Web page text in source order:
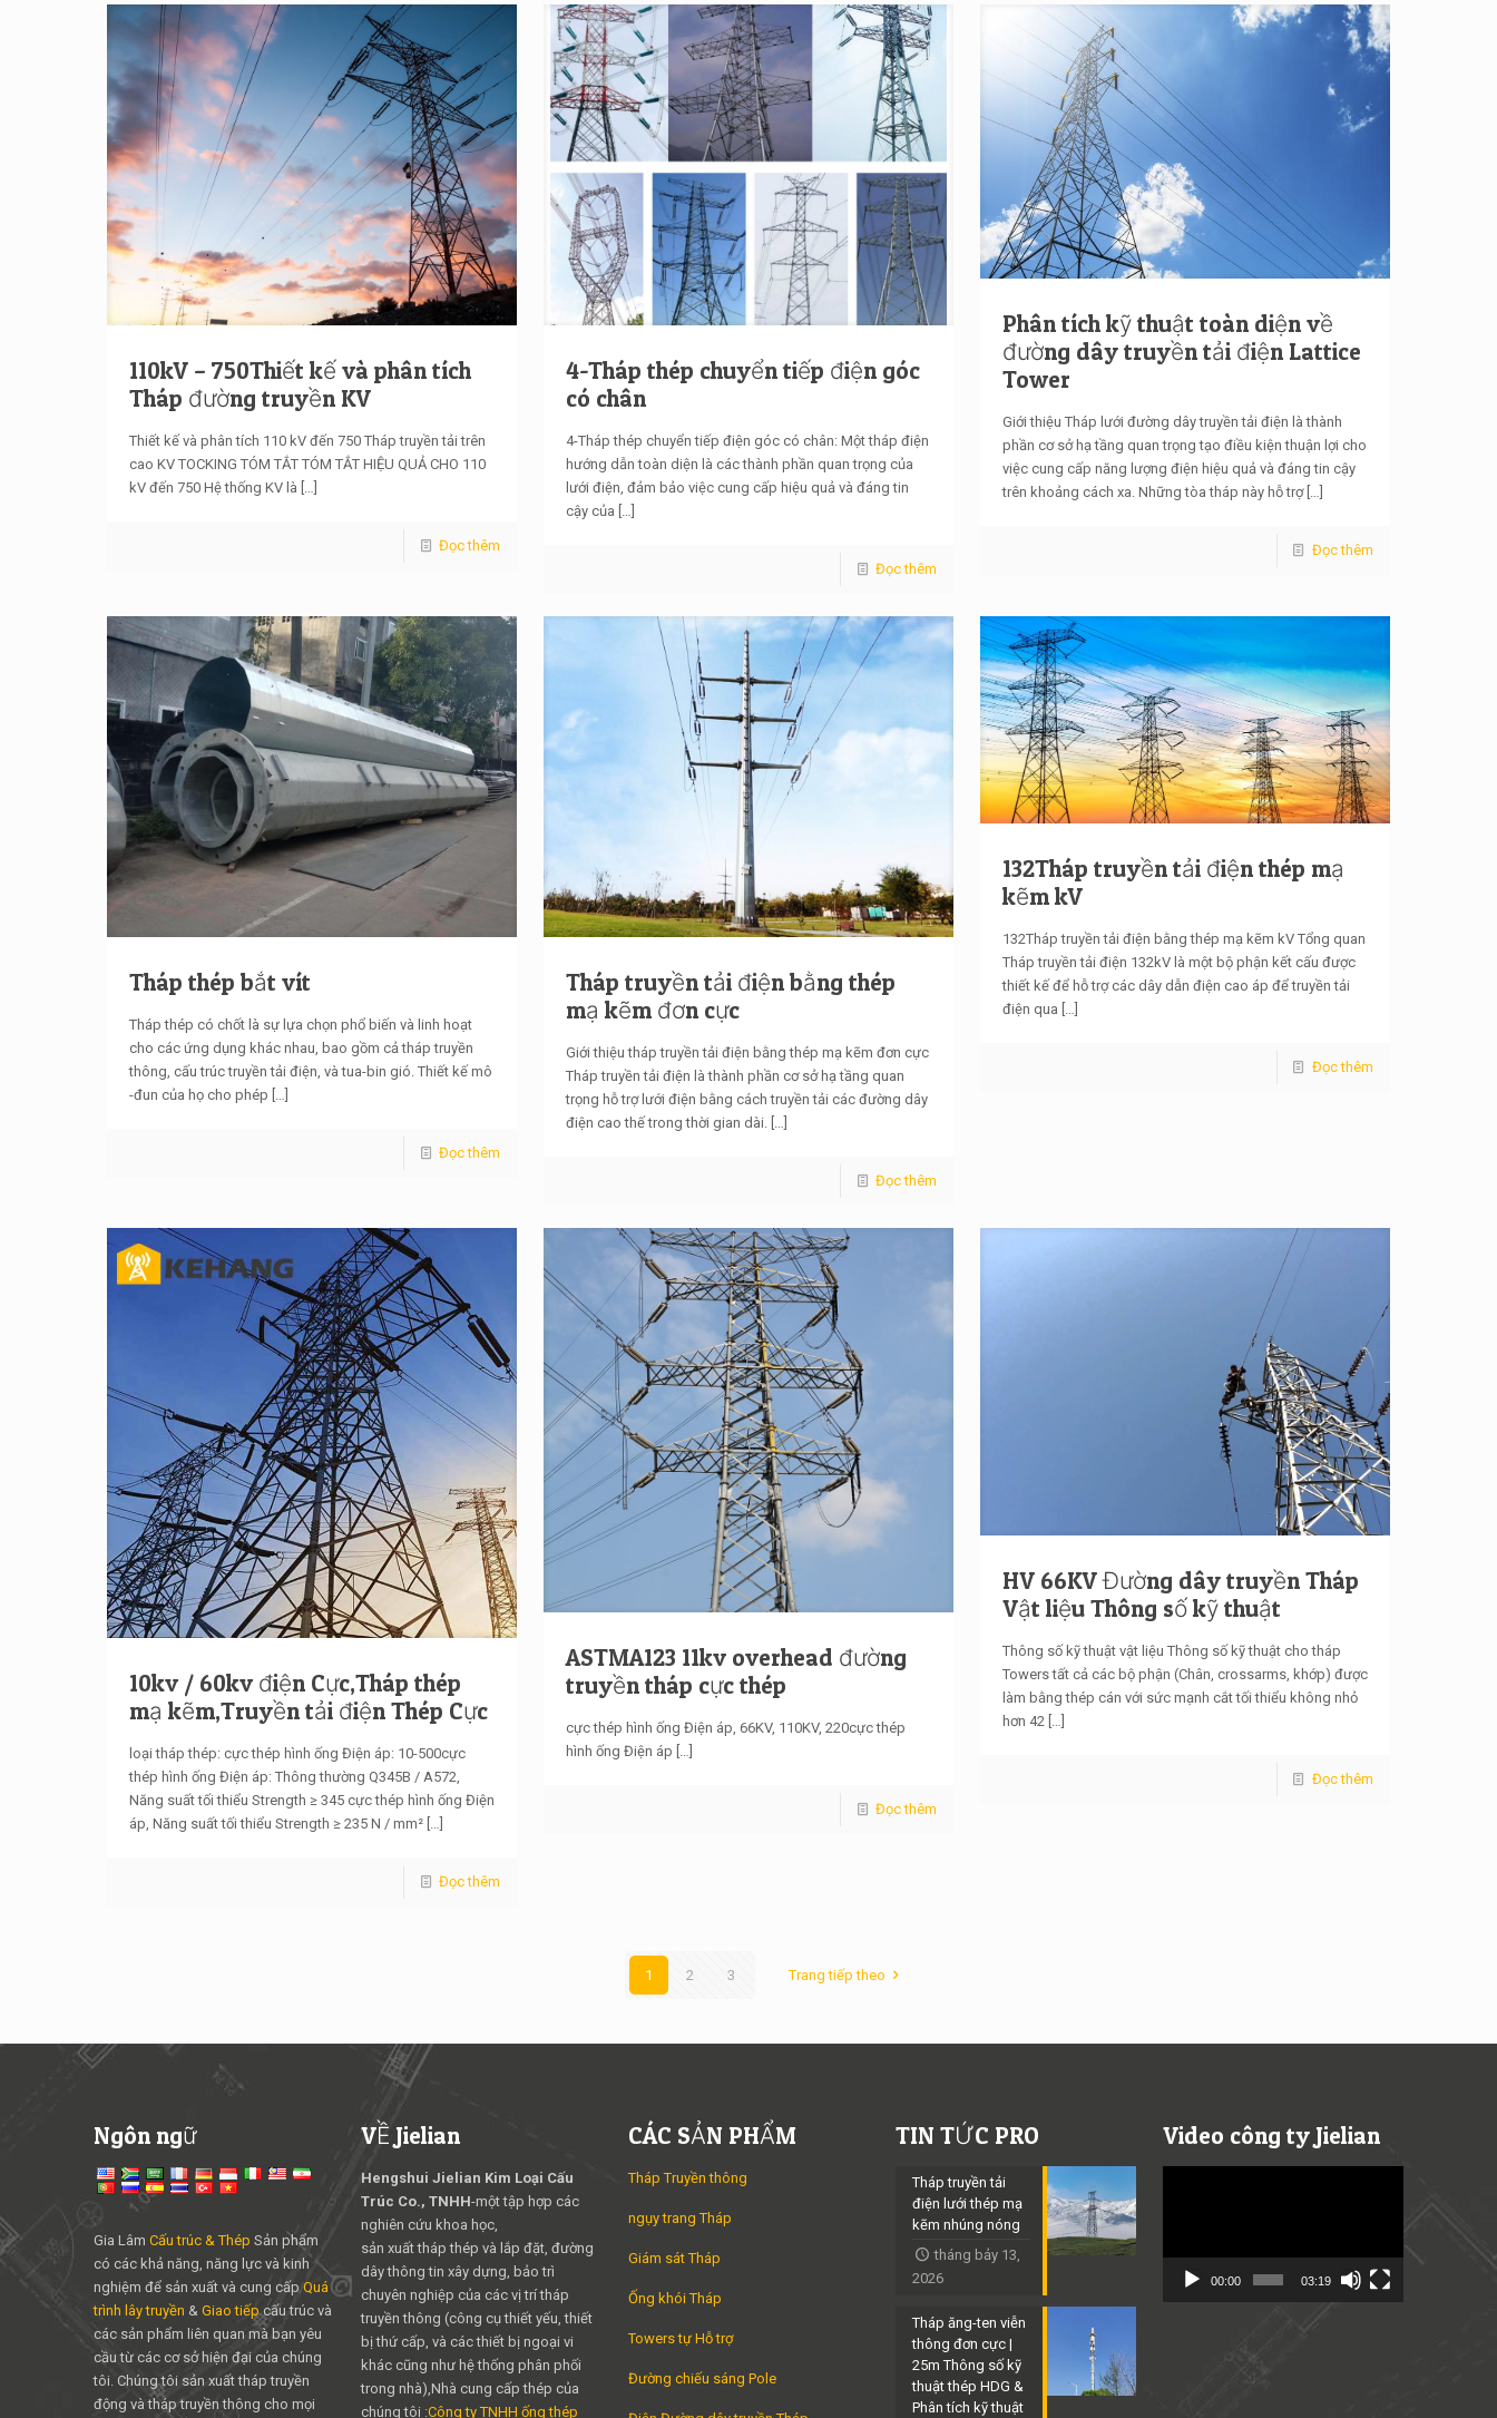
110kV – 750Thiết kế và phân tích
Tháp đường truyền KV
Thiết kế và phân tích 110 kV đến 750 Tháp truyền tải trên
cao KV TOCKING TÓM TẮT TÓM TẮT HIỆU QUẢ CHO 110
kV đến 750 Hệ thống KV là […]
Đọc thêm
4-Tháp thép chuyển tiếp điện góc
có chân
4-Tháp thép chuyển tiếp điện góc có chân: Một tháp điện
hướng dẫn toàn diện là các thành phần quan trọng của
lưới điện, đảm bảo việc cung cấp hiệu quả và đáng tin
cậy của […]
Đọc thêm
Phân tích kỹ thuật toàn diện về
đường dây truyền tải điện Lattice
Tower
Giới thiệu Tháp lưới đường dây truyền tải điện là thành
phần cơ sở hạ tầng quan trọng tạo điều kiện thuận lợi cho
việc cung cấp năng lượng điện hiệu quả và đáng tin cậy
trên khoảng cách xa. Những tòa tháp này hỗ trợ[…]
Đọc thêm
Tháp thép bắt vít
Tháp thép có chốt là sự lựa chọn phổ biến và linh hoạt
cho các ứng dụng khác nhau, bao gồm cả tháp truyền
thông, cấu trúc truyền tải điện, và tua-bin gió. Thiết kế mô
-đun của họ cho phép
Đọc thêm
Tháp truyền tải điện bằng thép
mạ kẽm đơn cực
Giới thiệu tháp truyền tải điện bằng thép mạ kẽm đơn cực
Tháp truyền tải điện là thành phần cơ sở hạ tầng quan
trọng hỗ trợ lưới điện bằng cách truyền tải các đường dây
điện cao thế trong thời gian dài.
Đọc thêm
132Tháp truyền tải điện thép mạ
kẽm kV
132Tháp truyền tải điện bằng thép mạ kẽm kV Tổng quan
Tháp truyền tải điện 132kV là một bộ phận kết cấu được
thiết kế để hỗ trợ các dây dẫn điện cao áp để truyền tải
điện qua […]
Đọc thêm
10kv / 60kv điện Cực,Tháp thép
mạ kẽm,Truyền tải điện Thép Cực
loại tháp thép: cực thép hình ống Điện áp: 10-500cực
thép hình ống Điện áp: Thông thường Q345B / A572,
Năng suất tối thiểu Strength ≥ 345 cực thép hình ống Điện
áp, Năng suất tối thiểu Strength ≥ 235 N / mm²[…]
Đọc thêm
ASTMA123 11kv overhead đường
truyền tháp cực thép
cực thép hình ống Điện áp, 66KV, 110KV, 220cực thép
hình ống Điện áp […]
Đọc thêm
HV 66KV Đường dây truyền Tháp
Vật liệu Thông số kỹ thuật
Thông số kỹ thuật vật liệu Thông số kỹ thuật cho tháp
Towers tất cả các bộ phận (Chân, crossarms, khớp) được
làm bằng thép cán với sức mạnh cắt tối thiểu không nhỏ
hơn 42[…]
Đọc thêm
1 2 3 Trang tiếp theo
Ngôn ngữ
Gia Lâm Cấu trúc & Thép Sản phẩm
có các khả năng, năng lực và kinh
nghiệm để sản xuất và cung cấpQuá
trình lây truyền & Giao tiếpcấu trúc và
các sản phẩm liên quan mà bạn yêu
cầu từ các cơ sở hiện đại của chúng
tôi. Chúng tôi sản xuất tháp truyền
động và tháp truyền thông cho mọi
VỀ Jielian
Hengshui Jielian Kim Loại Cấu
Trúc Co., TNHH-một tập hợp các
nghiên cứu khoa học,
sản xuất tháp thép và lắp đặt, đường
dây thông tin xây dựng, bảo trì
chuyên nghiệp của các vị trí tháp
truyền thông (công cụ thiết yếu, thiết
bị thứ cấp, và các thiết bị ngoại vi
khác cũng như hệ thống phân phối
trong nhà),Nhà cung cấp thép của
chúng tôi :Công ty TNHH ống thép
CÁC SẢN PHẨM
Tháp Truyền thông
ngụy trang Tháp
Giám sát Tháp
Ống khói Tháp
Towers tự Hỗ trợ
Đường chiếu sáng Pole
TIN TỨC PRO
Tháp truyền tải
điện lưới thép mạ
kẽm nhúng nóng
tháng bảy 13,
2026
Tháp ăng-ten viễn
thông đơn cực |
25m Thông số kỹ
thuật thép HDG &
Phân tích kỹ thuật
Video công ty Jielian
00:00 03:19